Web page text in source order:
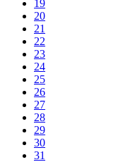
19
20
21
22
23
24
25
26
27
28
29
30
31